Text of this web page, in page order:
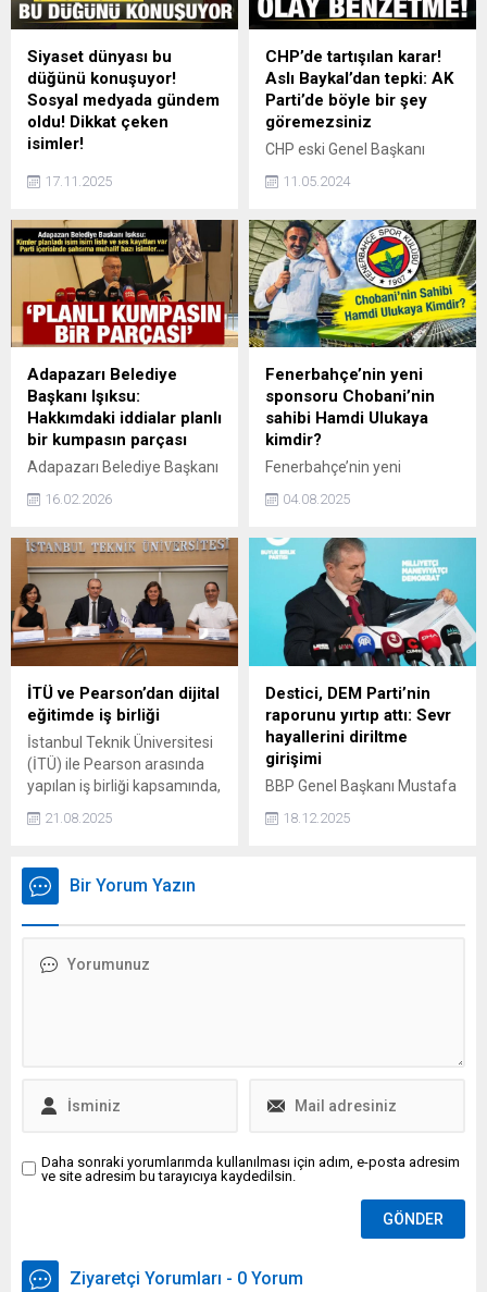
Siyaset dünyası bu
düğünü konuşuyor!
Sosyal medyada gündem
oldu! Dikkat çeken
isimler!
çok konuşulan isimlerinden
oğlu dünya evine girdi.
Düğününde siyaset
dünyasından önemli isimler
bir araya geldi.
17.11.2025
CHP’de tartışılan karar!
Aslı Baykal’dan tepki: AK
Parti’de böyle bir şey
göremezsiniz
CHP eski Genel Başkanı
Baykal, CHPnin üyelerle ilgili
benzetmesi yaparak tepki
gösterdi.
11.05.2024
Adapazarı Belediye
Başkanı Işıksu:
Hakkımdaki iddialar planlı
bir kumpasın parçası
Adapazarı Belediye Başkanı
Mutlu Işıksu, hakkında
gündeme gelen iddialara
kumpastır. Hakikat er ya da
geç ortaya çıkacak. Alnımız
ak, başımız diktir”
açıklamasında bulundu.
16.02.2026
Fenerbahçe’nin yeni
sponsoru Chobani’nin
sahibi Hamdi Ulukaya
kimdir?
Fenerbahçe’nin yeni
sponsoru Chobani’nin sahibi
Hamdi Ulukaya kimdir? İşte
uzanan başarı hikâyesiyle
dikkat çeken Ulukaya’nın
hayatı ve Chobani
markasının yükselişi…
04.08.2025
İTÜ ve Pearson’dan dijital
eğitimde iş birliği
İstanbul Teknik Üniversitesi
(İTÜ) ile Pearson arasında
yapılan iş birliği kapsamında,
öğrenme platformu MyLab,
öğrencilerinin hizmetine
sunuldu. Uygulama özellikle
öğretim sürecini
21.08.2025
Destici, DEM Parti’nin
raporunu yırtıp attı: Sevr
hayallerini diriltme
girişimi
BBP Genel Başkanı Mustafa
tarafından hazırlanan
18.12.2025
Bir Yorum Yazın
Daha sonraki yorumlarımda kullanılması için adım, e-posta adresim
ve site adresim bu tarayıcıya kaydedilsin.
Ziyaretçi Yorumları - 0 Yorum